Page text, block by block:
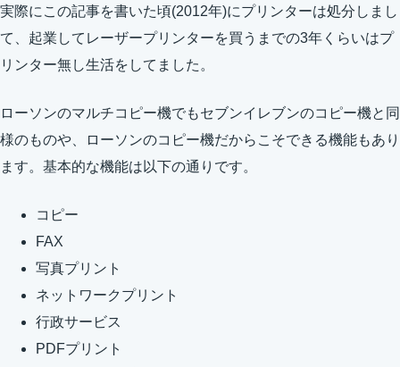
実際にこの記事を書いた頃(2012年)にプリンターは処分しまし
て、起業してレーザープリンターを買うまでの3年くらいはプ
リンター無し生活をしてました。
ローソンのマルチコピー機でもセブンイレブンのコピー機と同
様のものや、ローソンのコピー機だからこそできる機能もあり
ます。基本的な機能は以下の通りです。
コピー
FAX
写真プリント
ネットワークプリント
行政サービス
PDFプリント